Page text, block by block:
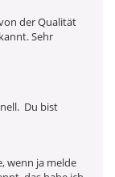
der Qualität
Sehr
Du bist
wenn ja melde